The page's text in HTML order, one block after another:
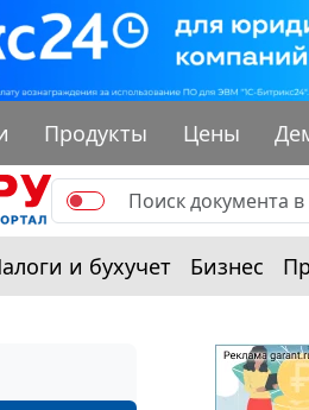
Продукты Цены
и бухучет Бизнес